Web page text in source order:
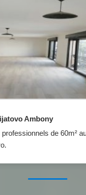
Ambony
professionnels de 60m²